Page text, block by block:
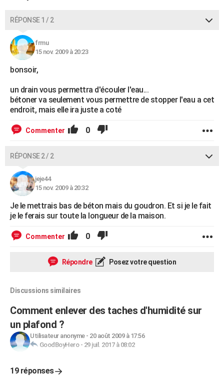
AVIS DE DÉCÈS
FORUM
Bricolage
Lifestyle
Culture
Sport
Auto
Television
Voyage
Cinema
RÉPONSE 1 / 2
frmu
15 nov. 2009 à 20:23
bonsoir,
un drain vous permettra d'écouler l'eau...
bétoner va seulement vous permettre de stopper l'eau a cet
endroit, mais elle ira juste a coté
Commenter 0
RÉPONSE 2 / 2
jeje44
15 nov. 2009 à 20:32
Je le mettrais bas de béton mais du goudron. Et si je le fait
je le ferais sur toute la longueur de la maison.
Commenter 0
Répondre Posez votre question
Discussions similaires
Comment enlever des taches d'humidité sur
un plafond ?
Utilisateur anonyme- 20 août 2009 à 17:56
GoodBoyHero- 29 juil. 2017 à 08:02
19 réponses